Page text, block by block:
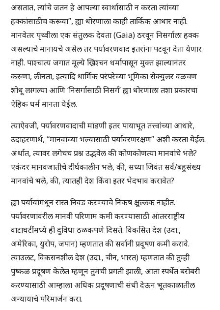
असतात, त्यांचे जतन हे आपल्या स्वार्थासाठी न करता त्यांच्या
हक्कांसाठीच करूया”, ह्या धोरणाला काही तार्किक आधार नाही.
मानवेतर पृथ्वीला एक संतुलक देवता (Gaia) ठरवून निसर्गाला हक्क
असल्याचे मानायचे असेल तर पर्यावरणवाद इतरांना पटवून देता येणार
नाही. पाश्चात्य जगात मूल्ये ख्रिश्चन धर्मापासून मुक्त झाल्यानंतर
करुणा, लीनता, इत्यादि धार्मिक परंपरेच्या भूमिका सेक्युलर वळचण
शोधू लागल्या आणि ‘निसर्गासाठी निसर्ग’ ह्या धोरणाला तशा प्रकारचा
ऐहिक धर्म मानता येईल.
त्याऐवजी, पर्यावरणवादाची मांडणी इतर पायाभूत तत्त्वांच्या आधारे,
उदाहरणार्थ, “मानवांच्या भल्यासाठी पर्यावरणरक्षण” अशी करता येईल.
अर्थात, त्यावर लगेचच प्रश्न उद्भवेल की कोणकोणत्या मानवांचे भले?
एकंदर मानवजातीचे दीर्घकालीन भले, की, सध्या जिवंत सर्व/बहुसंख्य
मानवांचे भले, की, त्यातही देश किंवा इतर भेदभाव करावेत?
ह्या पर्यायांमधून रास्त निवड करण्याचे निकष क्षुल्लक नाहीत.
पर्यावरणावरील मानवी परिणाम कमी करण्यासाठी आंतरराष्ट्रीय
वाटाघटींमध्ये ही दुविधा ठळकपणे दिसते. विकसित देश (उदा.,
अमेरिका, युरोप, जपान) म्हणतात की सर्वांनी प्रदूषण कमी करावे.
त्याउलट, विकसनशील देश (उदा., चीन, भारत) म्हणतात की तुम्ही
पुष्कळ प्रदूषण केलेत म्हणून तुमची प्रगती झाली, आता स्पर्धेत बरोबरी
करण्यासाठी आम्हाला अधिक प्रदूषणाची संधी देऊन भूतकाळातील
अन्यायाचे परिमार्जन करा.